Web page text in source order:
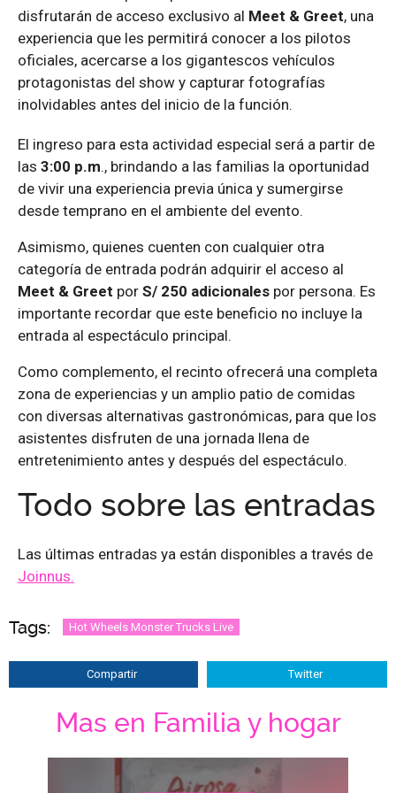
disfrutarán de acceso exclusivo al Meet & Greet, una
experiencia que les permitirá conocer a los pilotos
oficiales, acercarse a los gigantescos vehículos
protagonistas del show y capturar fotografías
inolvidables antes del inicio de la función.
El ingreso para esta actividad especial será a partir de
las 3:00 p.m., brindando a las familias la oportunidad
de vivir una experiencia previa única y sumergirse
desde temprano en el ambiente del evento.
Asimismo, quienes cuenten con cualquier otra
categoría de entrada podrán adquirir el acceso al
Meet & Greet por S/ 250 adicionales por persona. Es
importante recordar que este beneficio no incluye la
entrada al espectáculo principal.
Como complemento, el recinto ofrecerá una completa
zona de experiencias y un amplio patio de comidas
con diversas alternativas gastronómicas, para que los
asistentes disfruten de una jornada llena de
entretenimiento antes y después del espectáculo.
Todo sobre las entradas
Las últimas entradas ya están disponibles a través de
Joinnus.
Tags: Hot Wheels Monster Trucks Live
Compartir Twitter
Mas en Familia y hogar